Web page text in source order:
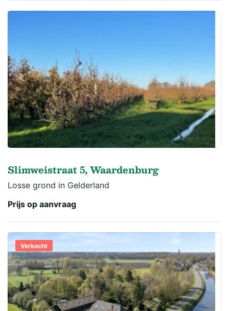
Slimweistraat 5, Waardenburg
Losse grond in Gelderland
Prijs op aanvraag
Verkocht